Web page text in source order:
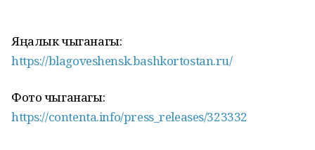
Яңалык чыганагы:
https://blagoveshensk.bashkortostan.ru/
Фото чыганагы:
https://contenta.info/press_releases/323332